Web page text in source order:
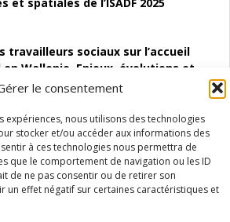
le consentement
expériences, nous utilisons des technologies
stocker et/ou accéder aux informations des
à ces technologies nous permettra de
que le comportement de navigation ou les ID
de ne pas consentir ou de retirer son
un effet négatif sur certaines caractéristiques et
travailleurs sociaux sur l’accueil
Wallonie. Enjeux, évolutions et
des Structures
à l’autocréation d’emploi (SAACE)
infirmier :quels indicateurs